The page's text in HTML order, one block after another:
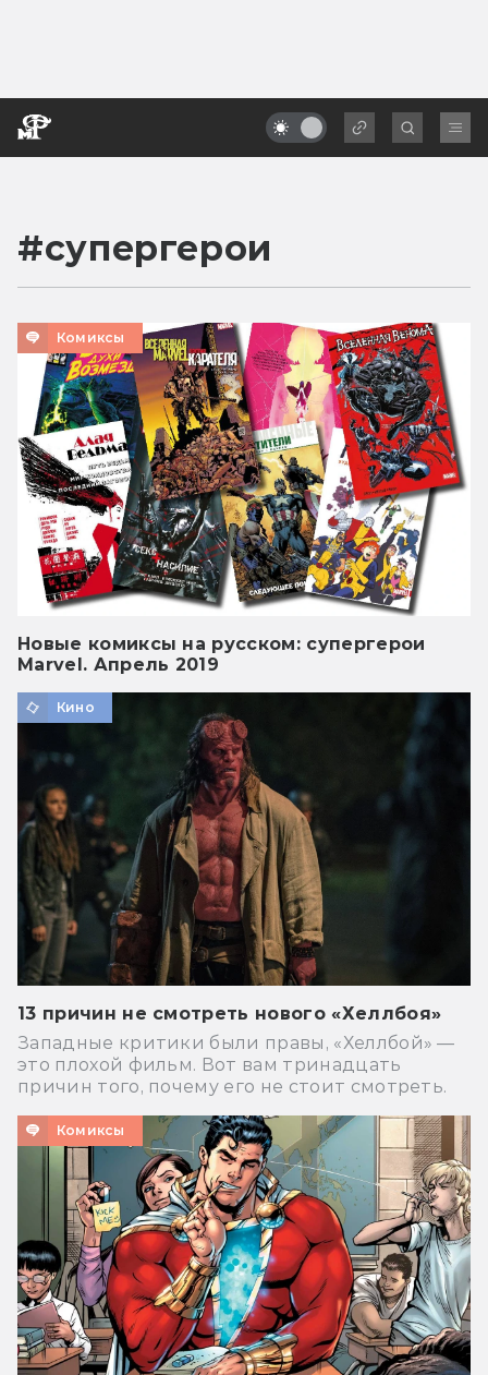
#супергерои
Комиксы
Новые комиксы на русском: супергерои
Marvel. Апрель 2019
Кино
13 причин не смотреть нового «Хеллбоя»
Западные критики были правы, «Хеллбой» —
это плохой фильм. Вот вам тринадцать
причин того, почему его не стоит смотреть.
Комиксы